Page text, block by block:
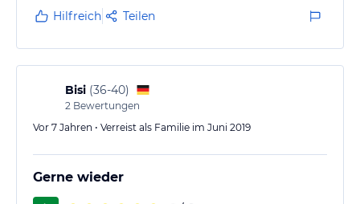
empfehlen. Wir haben hier ein ganzes Wander-
Wochenende verbracht und kommen auf jeden Fall
wieder!
Hilfreich Teilen
Bisi (36-40)
2 Bewertungen
Vor 7 Jahren • Verreist als Familie im Juni 2019
Gerne wieder